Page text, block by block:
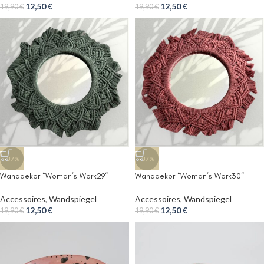
19,90€ 12,50€ 19,90€ 12,50€
-37%
Wanddekor “Woman’s Work29“
Accessoires, Wandspiegel
19,90€ 12,50€
-37%
Wanddekor “Woman’s Work30“
Accessoires, Wandspiegel
19,90€ 12,50€